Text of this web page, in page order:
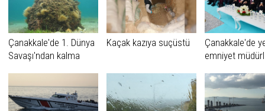
Çanakkale'de 1. Dünya
Savaşı'ndan kalma
Kaçak kazıya suçüstü
Çanakkale'de
emniyet
atma töreni